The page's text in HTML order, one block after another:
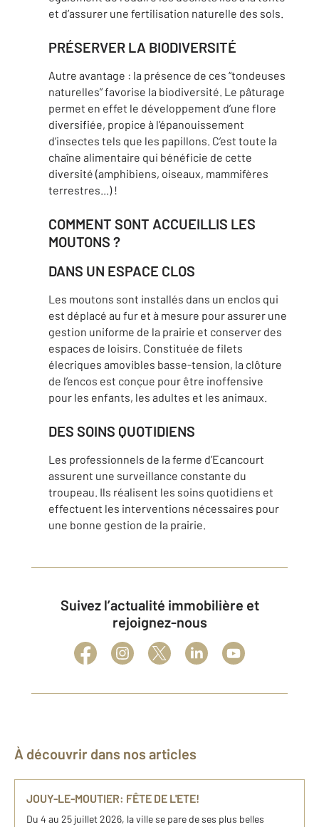
et d’assurer une fertilisation naturelle des sols.
PRÉSERVER LA BIODIVERSITÉ
Autre avantage : la présence de ces “tondeuses
naturelles” favorise la biodiversité. Le pâturage
permet en effet le développement d’une flore
diversifiée, propice à l’épanouissement
d’insectes tels que les papillons. C’est toute la
chaîne alimentaire qui bénéficie de cette
diversité (amphibiens, oiseaux, mammifères
terrestres...) !
COMMENT SONT ACCUEILLIS LES
MOUTONS ?
DANS UN ESPACE CLOS
Les moutons sont installés dans un enclos qui
est déplacé au fur et à mesure pour assurer une
gestion uniforme de la prairie et conserver des
espaces de loisirs. Constituée de filets
élecriques amovibles basse-tension, la clôture
de l’encos est conçue pour être inoffensive
pour les enfants, les adultes et les animaux.
DES SOINS QUOTIDIENS
Les professionnels de la ferme d’Ecancourt
assurent une surveillance constante du
troupeau. Ils réalisent les soins quotidiens et
effectuent les interventions nécessaires pour
une bonne gestion de la prairie.
Suivez l’actualité immobilière et
rejoignez-nous
À découvrir dans nos articles
JOUY-LE-MOUTIER: FÊTE DE L'ETE!
Du 4 au 25 juillet 2026, la ville se pare de ses plus belles